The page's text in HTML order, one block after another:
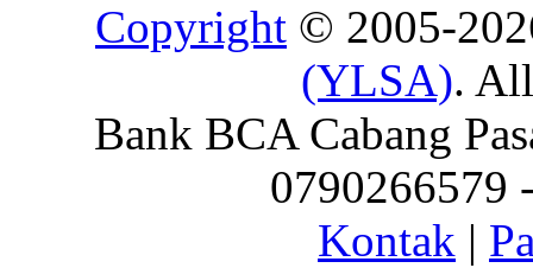
Copyright © 2005-
(YLSA).
Bank BCA Cabang
0790266579
Kontak |